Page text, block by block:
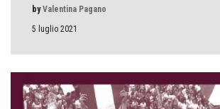
5 luglio 2021
byValentina Pagano